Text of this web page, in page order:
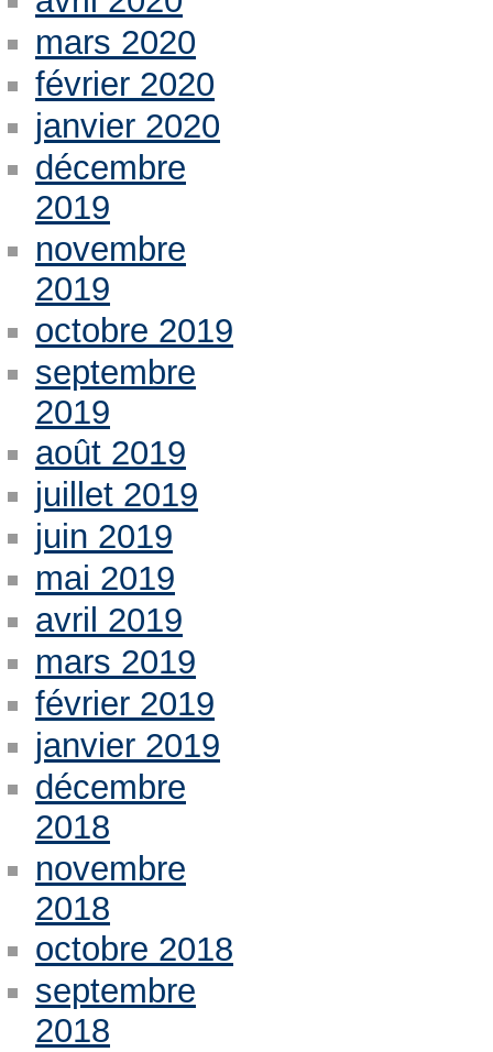
mars 2020
février 2020
janvier 2020
décembre
2019
novembre
2019
octobre 2019
septembre
2019
août 2019
juillet 2019
juin 2019
mai 2019
avril 2019
mars 2019
février 2019
janvier 2019
décembre
2018
novembre
2018
octobre 2018
septembre
2018